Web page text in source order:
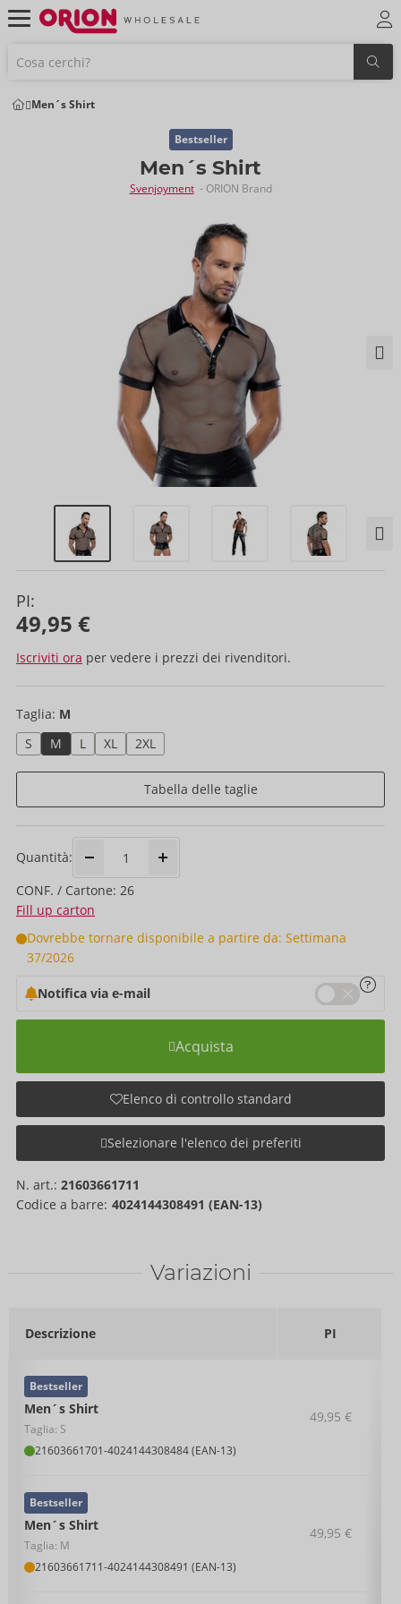
Men´s Shirt
Bestseller
Men´s Shirt
Svenjoyment - ORION Brand
PI:
49,95 €
Iscriviti ora per vedere i prezzi dei rivenditori.
Taglia: M
S
M L XL 2XL
Tabella delle taglie
Quantità:
CONF. / Cartone: 26
Fill up carton
Dovrebbe tornare disponibile a partire da: Settimana
37/2026
Notifica via e-mail
Acquista
Elenco di controllo standard
Selezionare l'elenco dei preferiti
N. art.: 21603661711
Codice a barre: 4024144308491 (EAN-13)
Variazioni
Descrizione PI
Men´s Shirt
Taglia: S
21603661701-4024144308484 (EAN-13)
Bestseller
49,95 €
Men´s Shirt
Taglia: M
21603661711-4024144308491 (EAN-13)
Bestseller
49,95 €